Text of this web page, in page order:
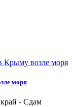
моря
- Сдам